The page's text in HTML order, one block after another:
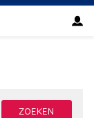
ZOEKEN